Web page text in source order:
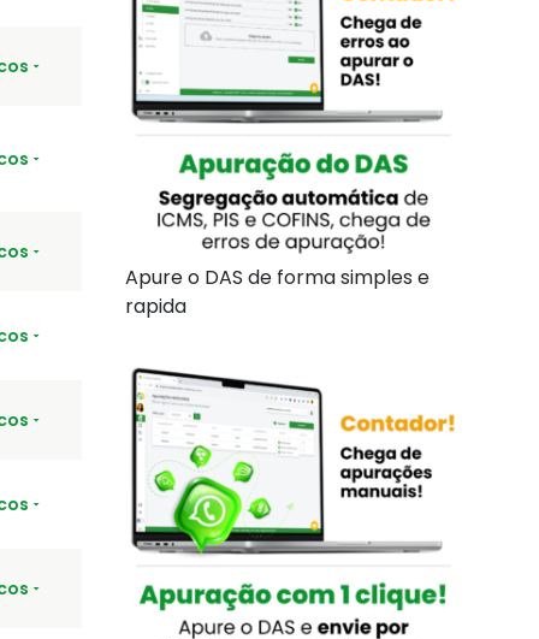
Apure o DAS de forma simples e
rapida